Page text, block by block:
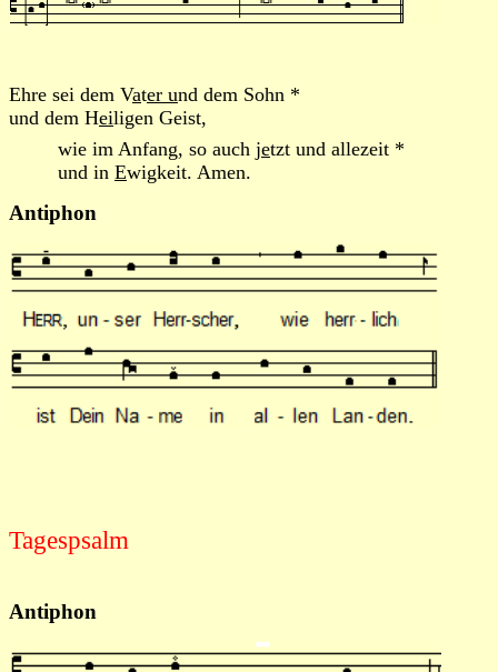
Ehre sei dem Vater und dem Sohn *
und dem Heiligen Geist,
wie im Anfang, so auch jetzt und allezeit *
und in Ewigkeit. Amen.
Antiphon
Tagespsalm
Antiphon